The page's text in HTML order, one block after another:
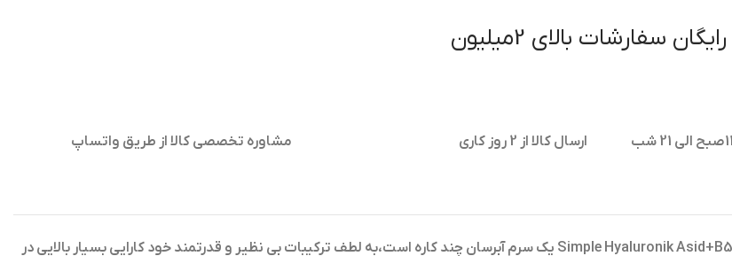
ارسال رایگان سفارشات بالای 2میلیون
ارسال کالا از 2 روز کاری مشاوره تخصصی کالا از طریق واتساپ
یک سرم آبرسان چند کاره است،به لطف ترکیبات بی نظیر و قدرتمند خود کارایی بسیار بالایی در